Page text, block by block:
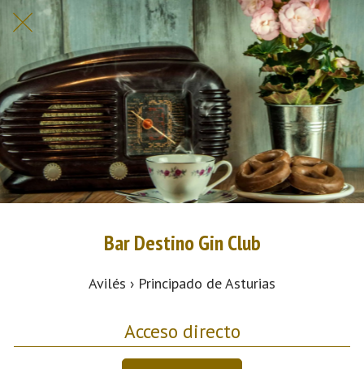
Bar Destino Gin Club
Avilés › Principado de Asturias
Acceso directo